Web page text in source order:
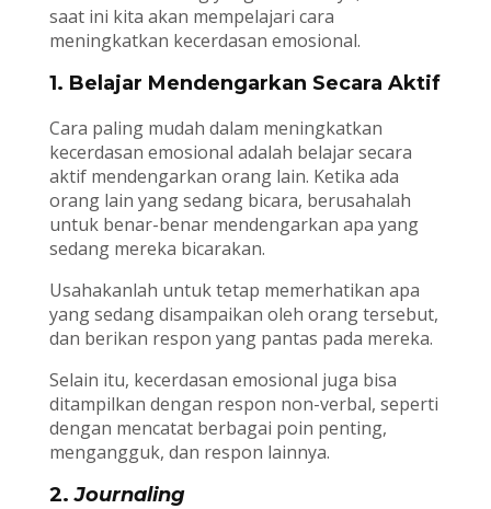
saat ini kita akan mempelajari cara
meningkatkan kecerdasan emosional.
1. Belajar Mendengarkan Secara Aktif
Cara paling mudah dalam meningkatkan
kecerdasan emosional adalah belajar secara
aktif mendengarkan orang lain. Ketika ada
orang lain yang sedang bicara, berusahalah
untuk benar-benar mendengarkan apa yang
sedang mereka bicarakan.
Usahakanlah untuk tetap memerhatikan apa
yang sedang disampaikan oleh orang tersebut,
dan berikan respon yang pantas pada mereka.
Selain itu, kecerdasan emosional juga bisa
ditampilkan dengan respon non-verbal, seperti
dengan mencatat berbagai poin penting,
mengangguk, dan respon lainnya.
2.Journaling